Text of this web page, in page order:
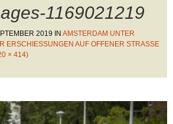
1169021219
2019 IN AMSTERDAM UNTER
AUF OFFENER STRASSE
× 414)